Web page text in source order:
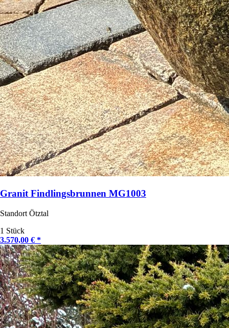
Granit Findlingsbrunnen MG1003
Standort Ötztal
1 Stück
3.570,00 € *